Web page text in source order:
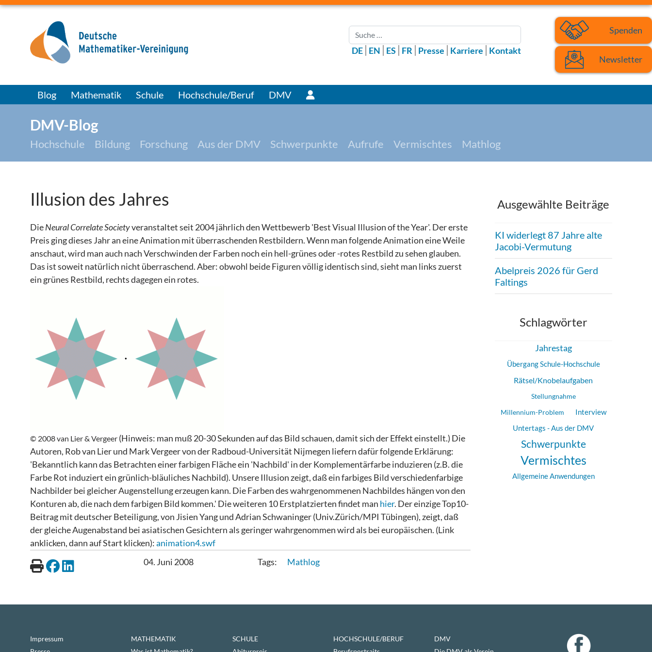
Suchen
DE EN ES FR Presse Karriere Kontakt
Spenden
Newsletter
Blog Mathematik Schule Hochschule/Beruf DMV
DMV-Blog
Hochschule Bildung Forschung Aus der DMV Schwerpunkte Aufrufe Vermischtes Mathlog
Illusion des Jahres
DieNeural Correlate Societyveranstaltet seit 2004 jährlich den Wettbewerb 'Best Visual Illusion of the Year'. Der erste
Preis ging dieses Jahr an eine Animation mit überraschenden Restbildern.Wenn man folgende Animation eine Weile
anschaut, wird man auch nach Verschwinden der Farben noch ein hell-grünes oder -rotes Restbild zu sehen glauben.
Das ist soweit natürlich nicht überraschend. Aber: obwohl beide Figuren völlig identisch sind, sieht man links zuerst
ein grünes Restbild, rechts dagegen ein rotes.
© 2008 van Lier & Vergeer (Hinweis: man muß 20-30 Sekunden auf das Bild schauen, damit sich der Effekt einstellt.) Die
Autoren, Rob van Lier und Mark Vergeer von der Radboud-Universität Nijmegen liefern dafür folgende Erklärung:
'Bekanntlich kann das Betrachten einer farbigen Fläche ein 'Nachbild' in der Komplementärfarbe induzieren (z.B. die
Farbe Rot induziert ein grünlich-bläuliches Nachbild). Unsere Illusion zeigt, daß ein farbiges Bild verschiedenfarbige
Nachbilder bei gleicher Augenstellung erzeugen kann. Die Farben des wahrgenommenen Nachbildes hängen von den
Konturen ab, die nach dem farbigen Bild kommen.' Die weiteren 10 Erstplatzierten findet man hier. Der einzige Top10-
Beitrag mit deutscher Beteiligung, von Jisien Yang und Adrian Schwaninger (Univ.Zürich/MPI Tübingen), zeigt, daß
der gleiche Augenabstand bei asiatischen Gesichtern als geringer wahrgenommen wird als bei europäischen. (Link
anklicken, dann auf Start klicken):animation4.swf
04. Juni 2008
Mathlog
Ausgewählte Beiträge
KI widerlegt 87 Jahre alte
Jacobi-Vermutung
Abelpreis 2026 für Gerd
Faltings
Schlagwörter
Jahrestag
Übergang Schule-Hochschule
Rätsel/Knobelaufgaben
Stellungnahme
Millennium-Problem
Interview
Untertags - Aus der DMV
Schwerpunkte
Vermischtes
Allgemeine Anwendungen
Impressum
MATHEMATIK
SCHULE
HOCHSCHULE/BERUF
DMV